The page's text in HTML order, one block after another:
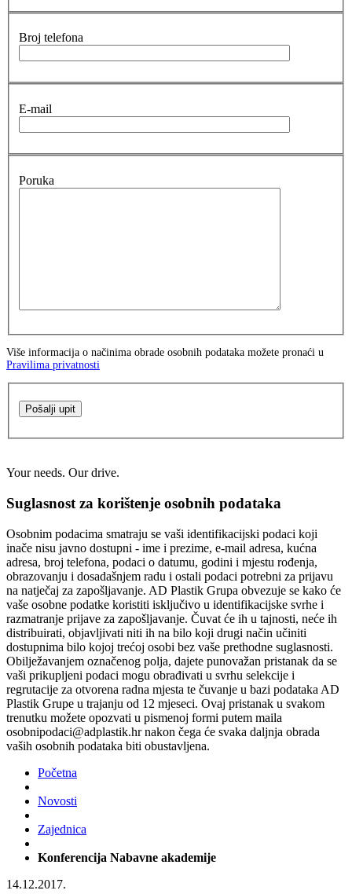
Broj telefona
E-mail
Poruka
Više informacija o načinima obrade osobnih podataka možete pronaći u
Pravilima privatnosti
Pošalji upit
Your needs. Our drive.
Suglasnost za korištenje osobnih podataka
Osobnim podacima smatraju se vaši identifikacijski podaci koji
inače nisu javno dostupni - ime i prezime, e-mail adresa, kućna
adresa, broj telefona, podaci o datumu, godini i mjestu rođenja,
obrazovanju i dosadašnjem radu i ostali podaci potrebni za prijavu
na natječaj za zapošljavanje. AD Plastik Grupa obvezuje se kako će
vaše osobne podatke koristiti isključivo u identifikacijske svrhe i
razmatranje prijave za zapošljavanje. Čuvat će ih u tajnosti, neće ih
distribuirati, objavljivati niti ih na bilo koji drugi način učiniti
dostupnima bilo kojoj trećoj osobi bez vaše prethodne suglasnosti.
Obilježavanjem označenog polja, dajete punovažan pristanak da se
vaši prikupljeni podaci mogu obrađivati u svrhu selekcije i
regrutacije za otvorena radna mjesta te čuvanje u bazi podataka AD
Plastik Grupe u trajanju od 12 mjeseci. Ovaj pristanak u svakom
trenutku možete opozvati u pismenoj formi putem maila
osobnipodaci@adplastik.hr nakon čega će svaka daljnja obrada
vaših osobnih podataka biti obustavljena.
Početna
Novosti
Zajednica
Konferencija Nabavne akademije
14.12.2017.